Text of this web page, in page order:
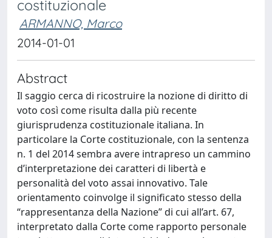
costituzionale
ARMANNO, Marco
2014-01-01
Abstract
Il saggio cerca di ricostruire la nozione di diritto di
voto così come risulta dalla più recente
giurisprudenza costituzionale italiana. In
particolare la Corte costituzionale, con la sentenza
n. 1 del 2014 sembra avere intrapreso un cammino
d’interpretazione dei caratteri di libertà e
personalità del voto assai innovativo. Tale
orientamento coinvolge il significato stesso della
“rappresentanza della Nazione” di cui all’art. 67,
interpretato dalla Corte come rapporto personale